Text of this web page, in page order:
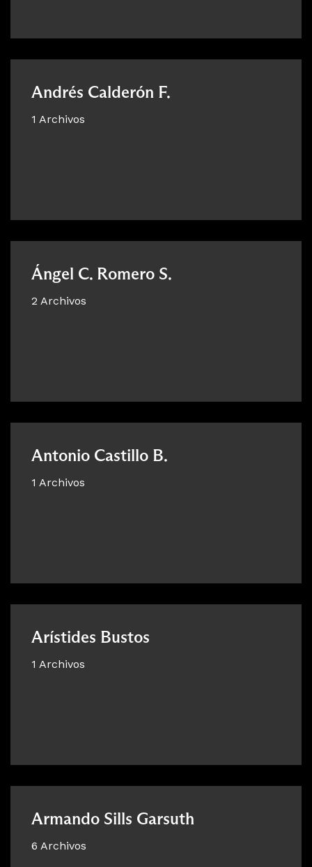
Andrés Calderón F.
1 Archivos
Ángel C. Romero S.
2 Archivos
Antonio Castillo B.
1 Archivos
Arístides Bustos
1 Archivos
Armando Sills Garsuth
6 Archivos